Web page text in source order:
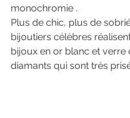
monochromie .
Plus de chic, plus de
bijoutiers célèbres
bijoux en or blanc et verre
diamants qui sont très